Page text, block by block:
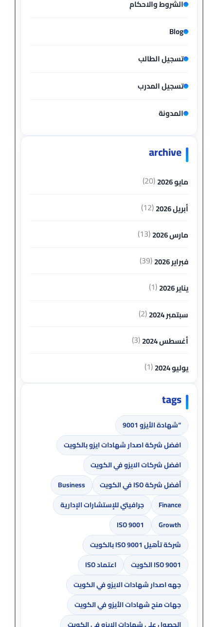
الشروط والاحكام
Blog
تسجيل الطالب
تسجيل المدرب
المدونة
archive
مايو 2026 (20)
أبريل 2026 (12)
مارس 2026 (13)
فبراير 2026 (39)
يناير 2026 (1)
سبتمبر 2024 (2)
أغسطس 2024 (3)
يوليو 2024 (1)
tags
“شهادة الأيزو 9001
افضل شركة اصدار شهادات ايزو بالكويت
افضل شركات الايزو في الكويت
أفضل شركة ISO في الكويت
Business
Finance
جرافيتي للإستشارات الإدارية
Growth
ISO 9001
شركة تأهيل ISO 9001 بالكويت
ISO 9001 الكويت
اعتماد ISO
جهه اصدار شهادات الايزو في الكويت
جهات منح شهادات الأيزو في الكويت